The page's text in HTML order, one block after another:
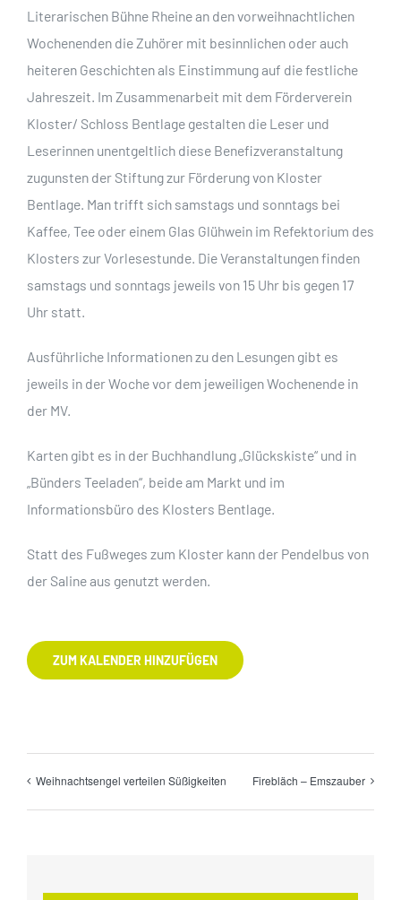
Literarischen Bühne Rheine an den vorweihnachtlichen
Wochenenden die Zuhörer mit besinnlichen oder auch
heiteren Geschichten als Einstimmung auf die festliche
Jahreszeit. Im Zusammenarbeit mit dem Förderverein
Kloster/ Schloss Bentlage gestalten die Leser und
Leserinnen unentgeltlich diese Benefizveranstaltung
zugunsten der Stiftung zur Förderung von Kloster
Bentlage. Man trifft sich samstags und sonntags bei
Kaffee, Tee oder einem Glas Glühwein im Refektorium des
Klosters zur Vorlesestunde. Die Veranstaltungen finden
samstags und sonntags jeweils von 15 Uhr bis gegen 17
Uhr statt.
Ausführliche Informationen zu den Lesungen gibt es
jeweils in der Woche vor dem jeweiligen Wochenende in
der MV.
Karten gibt es in der Buchhandlung „Glückskiste“ und in
„Bünders Teeladen“, beide am Markt und im
Informationsbüro des Klosters Bentlage.
Statt des Fußweges zum Kloster kann der Pendelbus von
der Saline aus genutzt werden.
ZUM KALENDER HINZUFÜGEN
Weihnachtsengel verteilen Süßigkeiten Firebläch – Emszauber